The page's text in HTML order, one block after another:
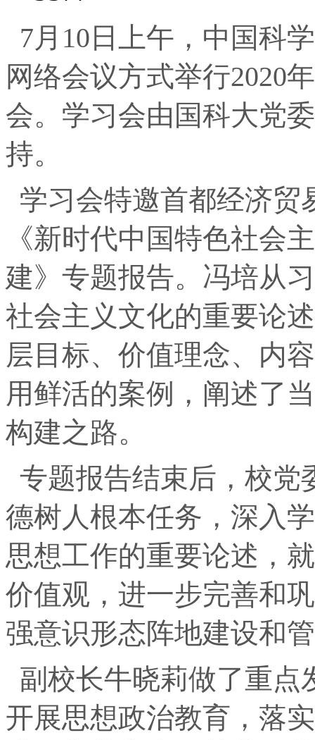
7月10日上午，中国科
网络会议方式举行2020
会。学习会由国科大党
持。
学习会特邀首都经济贸
《新时代中国特色社会
建》专题报告。冯培从
社会主义文化的重要论
层目标、价值理念、内
用鲜活的案例，阐述了
构建之路。
专题报告结束后，校党
德树人根本任务，深入
思想工作的重要论述，
价值观，进一步完善和
强意识形态阵地建设和
副校长牛晓莉做了重点
开展思想政治教育，落